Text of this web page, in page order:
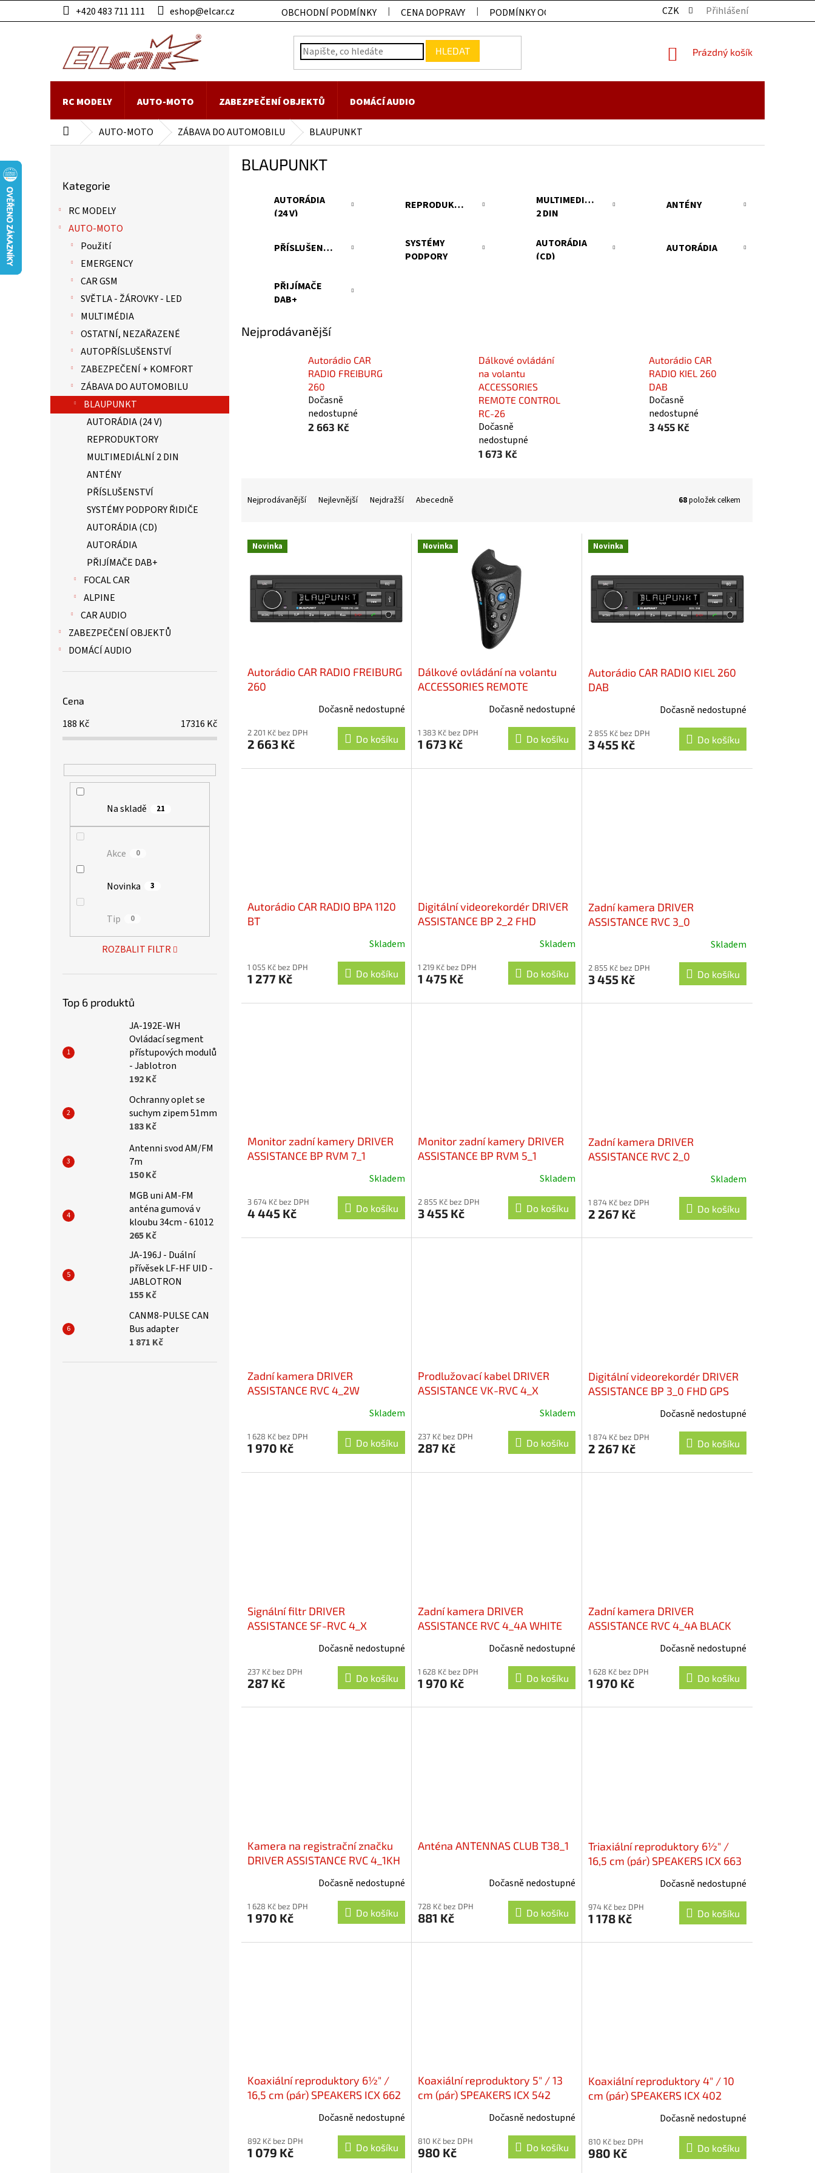
na
+420 483 711 111 eshop@elcar.cz OBCHODNÍ PODMÍNKY CENA DOPRAVY PODMÍNKY OCHRANY OSOBNÍCH ÚDAJŮ KONTAKTY
CZK Přihlášení
HLEDAT
NÁKUPNÍ
Prázdný košík
RC MODELY AUTO-MOTO ZABEZPEČENÍ OBJEKTŮ DOMÁCÍ AUDIO
Domů AUTO-MOTO ZÁBAVA DO AUTOMOBILU BLAUPUNKT
kategorie
Kategorie
RC MODELY
AUTO-MOTO
Použití
EMERGENCY
CAR GSM
SVĚTLA - ŽÁROVKY - LED
MULTIMÉDIA
OSTATNÍ, NEZAŘAZENÉ
AUTOPŘÍSLUŠENSTVÍ
ZABEZPEČENÍ + KOMFORT
ZÁBAVA DO AUTOMOBILU
BLAUPUNKT
AUTORÁDIA (24 V)
REPRODUKTORY
MULTIMEDIÁLNÍ 2 DIN
ANTÉNY
PŘÍSLUŠENSTVÍ
SYSTÉMY PODPORY ŘIDIČE
AUTORÁDIA (CD)
AUTORÁDIA
PŘIJÍMAČE DAB+
FOCAL CAR
ALPINE
CAR AUDIO
ZABEZPEČENÍ OBJEKTŮ
DOMÁCÍ AUDIO
Cena
188 Kč 17316 Kč
Na skladě 21
Akce 0
Novinka 3
Tip 0
ROZBALIT FILTR
Top 6 produktů
JA-192E-WH
Ovládací segment
přístupových modulů
- Jablotron
192 Kč
Ochranny oplet se
suchym zipem 51mm
183 Kč
Antenni svod AM/FM
7m
150 Kč
MGB uni AM-FM
anténa gumová v
kloubu 34cm - 61012
265 Kč
JA-196J - Duální
přívěsek LF-HF UID -
JABLOTRON
155 Kč
CANM8-PULSE CAN
Bus adapter
1 871 Kč
BLAUPUNKT
AUTORÁDIA
(24 V)
REPRODUKTORY
MULTIMEDIÁLNÍ
2 DIN
ANTÉNY
PŘÍSLUŠENSTVÍ
SYSTÉMY
PODPORY
AUTORÁDIA
(CD)
AUTORÁDIA
PŘIJÍMAČE
DAB+
Nejprodávanější
Autorádio CAR
RADIO FREIBURG
260
Dočasně
nedostupné
2 663 Kč
Dálkové ovládání
na volantu
ACCESSORIES
REMOTE CONTROL
RC-26
Dočasně
nedostupné
1 673 Kč
Autorádio CAR
RADIO KIEL 260
DAB
Dočasně
nedostupné
3 455 Kč
n
Nejprodávanější Nejlevnější Nejdražší Abecedně 68položek celkem
V Novinka
Autorádio CAR RADIO FREIBURG
260
Dočasně nedostupné
2 201 Kč bez DPH
2 663 Kč Do košíku
Novinka
Dálkové ovládání na volantu
ACCESSORIES REMOTE
Dočasně nedostupné
1 383 Kč bez DPH
1 673 Kč Do košíku
Novinka
Autorádio CAR RADIO KIEL 260
DAB
Dočasně nedostupné
2 855 Kč bez DPH
3 455 Kč Do košíku
Autorádio CAR RADIO BPA 1120
BT
Skladem
1 055 Kč bez DPH
1 277 Kč Do košíku
Digitální videorekordér DRIVER
ASSISTANCE BP 2_2 FHD
Skladem
1 219 Kč bez DPH
1 475 Kč Do košíku
Zadní kamera DRIVER
ASSISTANCE RVC 3_0
Skladem
2 855 Kč bez DPH
3 455 Kč Do košíku
Monitor zadní kamery DRIVER
ASSISTANCE BP RVM 7_1
Skladem
3 674 Kč bez DPH
4 445 Kč Do košíku
Monitor zadní kamery DRIVER
ASSISTANCE BP RVM 5_1
Skladem
2 855 Kč bez DPH
3 455 Kč Do košíku
Zadní kamera DRIVER
ASSISTANCE RVC 2_0
Skladem
1 874 Kč bez DPH
2 267 Kč Do košíku
Zadní kamera DRIVER
ASSISTANCE RVC 4_2W
Skladem
1 628 Kč bez DPH
1 970 Kč Do košíku
Prodlužovací kabel DRIVER
ASSISTANCE VK-RVC 4_X
Skladem
237 Kč bez DPH
287 Kč Do košíku
Digitální videorekordér DRIVER
ASSISTANCE BP 3_0 FHD GPS
Dočasně nedostupné
1 874 Kč bez DPH
2 267 Kč Do košíku
Signální filtr DRIVER
ASSISTANCE SF-RVC 4_X
Dočasně nedostupné
237 Kč bez DPH
287 Kč Do košíku
Zadní kamera DRIVER
ASSISTANCE RVC 4_4A WHITE
Dočasně nedostupné
1 628 Kč bez DPH
1 970 Kč Do košíku
Zadní kamera DRIVER
ASSISTANCE RVC 4_4A BLACK
Dočasně nedostupné
1 628 Kč bez DPH
1 970 Kč Do košíku
Kamera na registrační značku
DRIVER ASSISTANCE RVC 4_1KH
Dočasně nedostupné
1 628 Kč bez DPH
1 970 Kč Do košíku
Anténa ANTENNAS CLUB T38_1
Dočasně nedostupné
728 Kč bez DPH
881 Kč Do košíku
Triaxiální reproduktory 6½" /
16,5 cm (pár) SPEAKERS ICX 663
Dočasně nedostupné
974 Kč bez DPH
1 178 Kč Do košíku
Koaxiální reproduktory 6½" /
16,5 cm (pár) SPEAKERS ICX 662
Dočasně nedostupné
892 Kč bez DPH
1 079 Kč Do košíku
Koaxiální reproduktory 5" / 13
cm (pár) SPEAKERS ICX 542
Dočasně nedostupné
810 Kč bez DPH
980 Kč Do košíku
Koaxiální reproduktory 4" / 10
cm (pár) SPEAKERS ICX 402
Dočasně nedostupné
810 Kč bez DPH
980 Kč Do košíku